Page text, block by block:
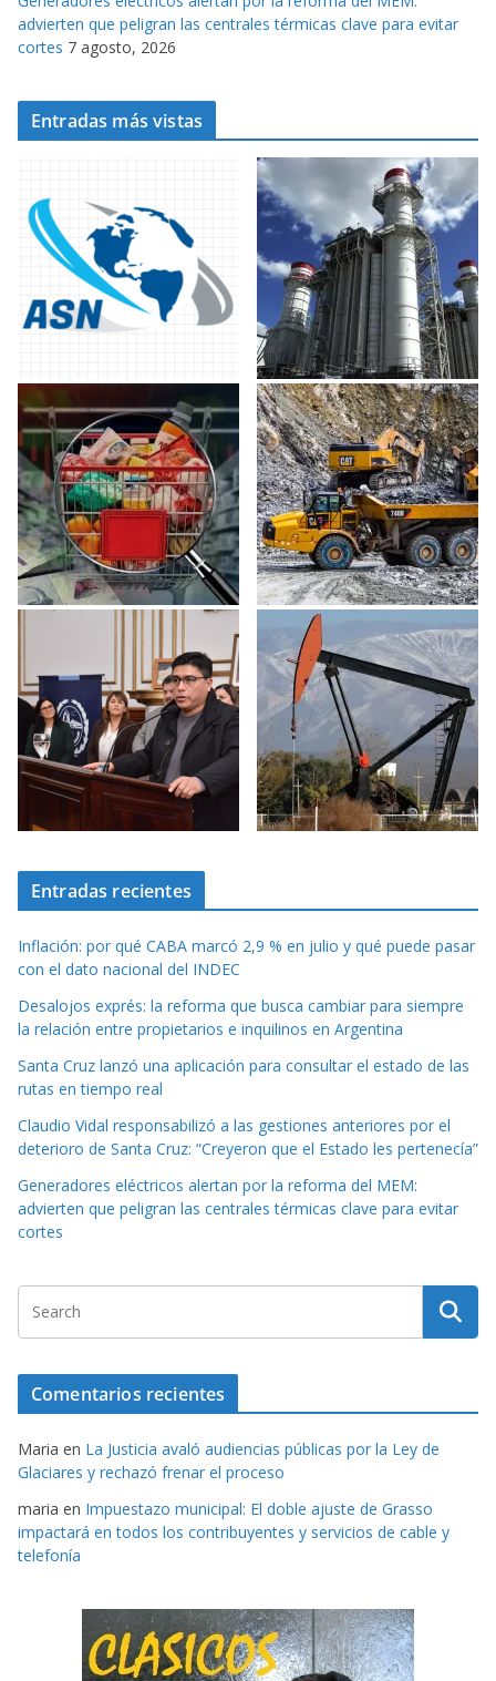
advierten que peligran las centrales térmicas clave para evitar
cortes 7 agosto, 2026
Entradas más vistas
Entradas recientes
Inflación: por qué CABA marcó 2,9 % en julio y qué puede pasar
con el dato nacional del INDEC
Desalojos exprés: la reforma que busca cambiar para siempre
la relación entre propietarios e inquilinos en Argentina
Santa Cruz lanzó una aplicación para consultar el estado de las
rutas en tiempo real
Claudio Vidal responsabilizó a las gestiones anteriores por el
deterioro de Santa Cruz: “Creyeron que el Estado les pertenecía”
Generadores eléctricos alertan por la reforma del MEM:
advierten que peligran las centrales térmicas clave para evitar
cortes
Comentarios recientes
Maria en La Justicia avaló audiencias públicas por la Ley de
Glaciares y rechazó frenar el proceso
maria en Impuestazo municipal: El doble ajuste de Grasso
impactará en todos los contribuyentes y servicios de cable y
telefonía